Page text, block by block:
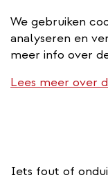
We gebruiken
analyseren en
meer info over
Lees meer over
Iets fout of